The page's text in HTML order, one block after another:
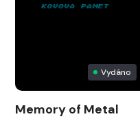
Vydáno
Memory of Metal